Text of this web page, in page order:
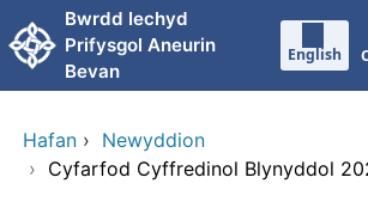
Neidio i'r prif gynnwy
Bwrdd Iechyd
Prifysgol Aneurin
Bevan
English
Hafan › Newyddion
› Cyfarfod Cyffredinol Blynyddol